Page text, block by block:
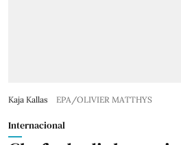
Kaja Kallas EPA/OLIVIER MATTHYS
Internacional